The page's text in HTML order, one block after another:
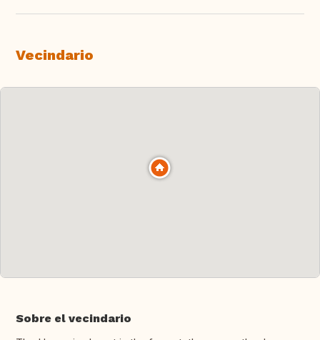
Vecindario
Sobre el vecindario